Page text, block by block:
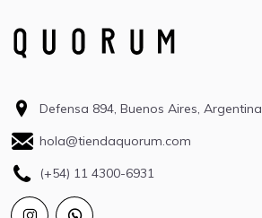
Defensa 894, Buenos Aires, Argentina
hola@tiendaquorum.com
(+54) 11 4300-6931